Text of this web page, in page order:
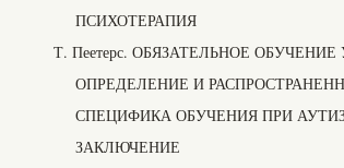
ПСИХОТЕРАПИЯ
Т. Пеетерс. ОБЯЗАТЕЛЬНОЕ
ОПРЕДЕЛЕНИЕ И
СПЕЦИФИКА ОБУЧЕНИЯ ПРИ
ЗАКЛЮЧЕНИЕ